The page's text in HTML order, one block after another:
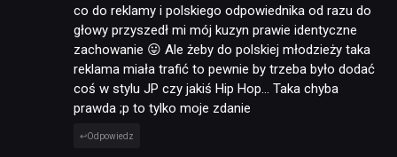
co do reklamy i polskiego odpowiednika od razu do
głowy przyszedł mi mój kuzyn prawie identyczne
zachowanie 😛 Ale żeby do polskiej młodzieży taka
reklama miała trafić to pewnie by trzeba było dodać
coś w stylu JP czy jakiś Hip Hop… Taka chyba
prawda ;p to tylko moje zdanie
Odpowiedz